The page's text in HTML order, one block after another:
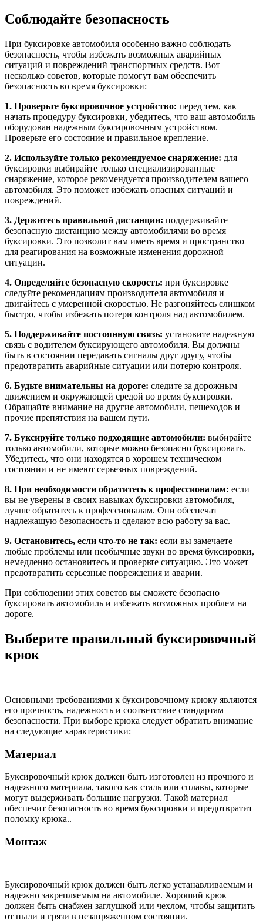
Соблюдайте безопасность
При буксировке автомобиля особенно важно соблюдать
безопасность, чтобы избежать возможных аварийных
ситуаций и повреждений транспортных средств. Вот
несколько советов, которые помогут вам обеспечить
безопасность во время буксировки:
1. Проверьте буксировочное устройство: перед тем, как
начать процедуру буксировки, убедитесь, что ваш автомобиль
оборудован надежным буксировочным устройством.
Проверьте его состояние и правильное крепление.
2. Используйте только рекомендуемое снаряжение: для
буксировки выбирайте только специализированные
снаряжение, которое рекомендуется производителем вашего
автомобиля. Это поможет избежать опасных ситуаций и
повреждений.
3. Держитесь правильной дистанции: поддерживайте
безопасную дистанцию между автомобилями во время
буксировки. Это позволит вам иметь время и пространство
для реагирования на возможные изменения дорожной
ситуации.
4. Определяйте безопасную скорость: при буксировке
следуйте рекомендациям производителя автомобиля и
двигайтесь с умеренной скоростью. Не разгоняйтесь слишком
быстро, чтобы избежать потери контроля над автомобилем.
5. Поддерживайте постоянную связь: установите надежную
связь с водителем буксирующего автомобиля. Вы должны
быть в состоянии передавать сигналы друг другу, чтобы
предотвратить аварийные ситуации или потерю контроля.
6. Будьте внимательны на дороге: следите за дорожным
движением и окружающей средой во время буксировки.
Обращайте внимание на другие автомобили, пешеходов и
прочие препятствия на вашем пути.
7. Буксируйте только подходящие автомобили: выбирайте
только автомобили, которые можно безопасно буксировать.
Убедитесь, что они находятся в хорошем техническом
состоянии и не имеют серьезных повреждений.
8. При необходимости обратитесь к профессионалам: если
вы не уверены в своих навыках буксировки автомобиля,
лучше обратитесь к профессионалам. Они обеспечат
надлежащую безопасность и сделают всю работу за вас.
9. Остановитесь, если что-то не так: если вы замечаете
любые проблемы или необычные звуки во время буксировки,
немедленно остановитесь и проверьте ситуацию. Это может
предотвратить серьезные повреждения и аварии.
При соблюдении этих советов вы сможете безопасно
буксировать автомобиль и избежать возможных проблем на
дороге.
Выберите правильный буксировочный
крюк
Основными требованиями к буксировочному крюку являются
его прочность, надежность и соответствие стандартам
безопасности. При выборе крюка следует обратить внимание
на следующие характеристики:
Материал
Буксировочный крюк должен быть изготовлен из прочного и
надежного материала, такого как сталь или сплавы, которые
могут выдерживать большие нагрузки. Такой материал
обеспечит безопасность во время буксировки и предотвратит
поломку крюка..
Монтаж
Буксировочный крюк должен быть легко устанавливаемым и
надежно закрепляемым на автомобиле. Хороший крюк
должен быть снабжен заглушкой или чехлом, чтобы защитить
от пыли и грязи в незапряженном состоянии.